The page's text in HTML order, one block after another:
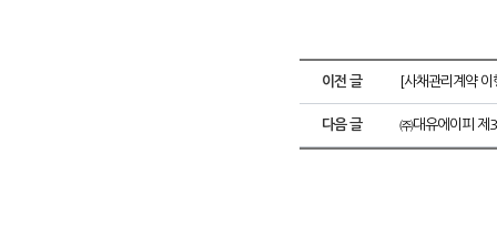
이전 글 [사채관리계약
다음 글 ㈜대유에이피 제